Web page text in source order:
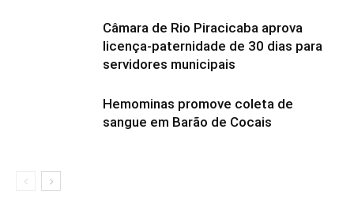
Câmara de Rio Piracicaba aprova
licença-paternidade de 30 dias para
servidores municipais
Hemominas promove coleta de
sangue em Barão de Cocais